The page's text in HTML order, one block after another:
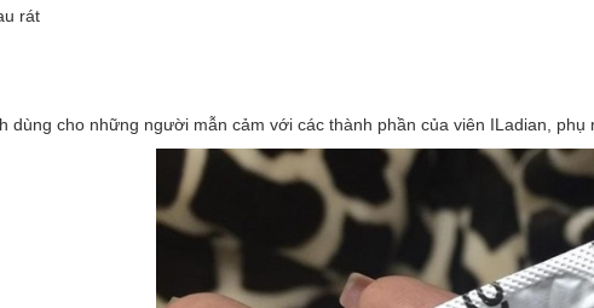
rát
dùng cho những người mẫn cảm với các thành phần của viên ILadian,